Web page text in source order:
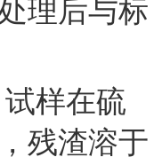
理后与标
样在硫
残渣溶于